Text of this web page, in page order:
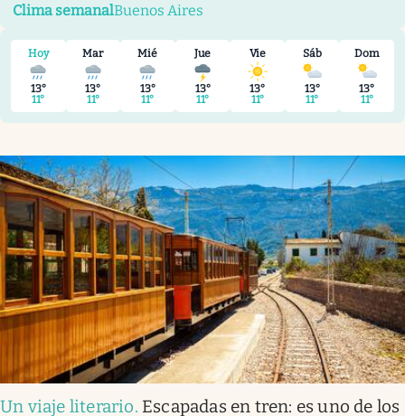
Apertura
Infotechnology
Clase
Clima
Mundial 2026
Eventos Corporativos
El Cronista Studio
Mediakit
abre en nueva pestaña
Argentina
Clima semanalBuenos Aires
Hoy
13°
11°
Mar
13°
11°
Mié
13°
11°
Jue
13°
11°
Vie
13°
11°
Sáb
13°
11°
Dom
13°
11°
Un viaje literario. Escapadas en tren: es uno de los